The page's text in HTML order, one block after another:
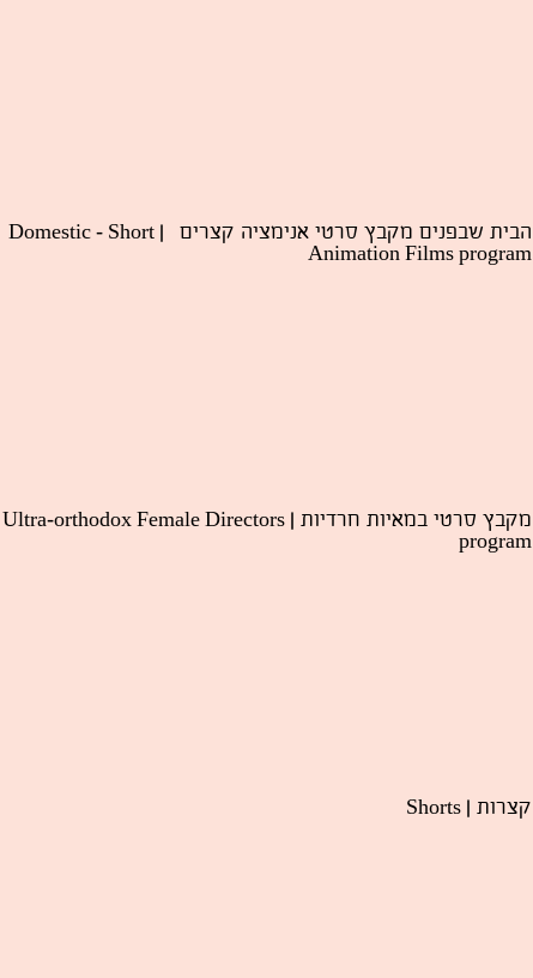
הבית שבפנים מקבץ סרטי אנימציה קצרים
| Domestic - Short
Animation Films program
מקבץ סרטי במאיות חרדיות
| Ultra-orthodox Female Directors
program
קצרות | Shorts